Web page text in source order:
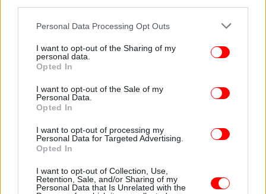
Please note that this website/app uses one or more Google
not limited to your visit or usage behaviour. You may click to
grant or deny consent to Google and its third-party tags to
use your data for below specified purposes in below Google
consent section.
Personal Data Processing Opt Outs
I want to opt-out of the Sharing of my
personal data.
Opted In
I want to opt-out of the Sale of my
Personal Data.
Opted In
I want to opt-out of processing my
Personal Data for Targeted Advertising.
Opted In
I want to opt-out of Collection, Use,
Retention, Sale, and/or Sharing of my
Personal Data that Is Unrelated with the
Ακολουθήστε το στο Google News
και μάθετε
πρώτοι όλες τις ειδήσεις
Δείτε όλες τις τελευταίεςΕιδήσειςαπό την Ελλάδα και τον Κόσμο,
ΔΙΑΒΑΣΤΕ ΠΕΡΙΣΣΟΤΕΡΑ ΠΟΥΛΙΆ GREEN ΈΡΕΥΝΑ
ΕΠΙΚΟΙΝΩΝΊΑ